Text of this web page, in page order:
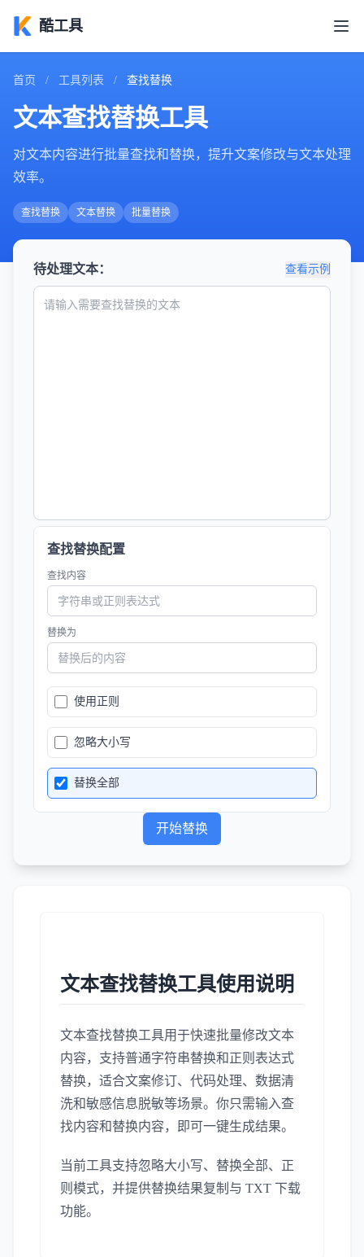
酷工具
首页 / 工具列表 / 查找替换
文本查找替换工具
对文本内容进行批量查找和替换，提升文案修改与文本处理
效率。
查找替换 文本替换 批量替换
待处理文本： 查看示例
查找替换配置
查找内容
替换为
使用正则
忽略大小写
替换全部
开始替换
文本查找替换工具使用说明
文本查找替换工具用于快速批量修改文本
内容，支持普通字符串替换和正则表达式
替换，适合文案修订、代码处理、数据清
洗和敏感信息脱敏等场景。你只需输入查
找内容和替换内容，即可一键生成结果。
当前工具支持忽略大小写、替换全部、正
则模式，并提供替换结果复制与 TXT 下载
功能。